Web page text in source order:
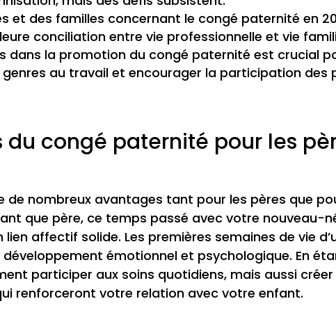
et des familles concernant le congé paternité en
conciliation entre vie professionnelle et vie
dans la promotion du congé paternité est crucial
genres au travail et encourager la participation des
du congé paternité pour les
de nombreux avantages tant pour les pères que
que père, ce temps passé avec votre nouveau-
affectif solide. Les premières semaines de vie
émotionnel et psychologique. En
participer aux soins quotidiens, mais aussi créer
renforceront votre relation avec votre enfant.